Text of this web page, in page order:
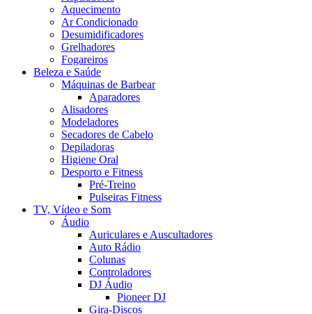
Aquecimento
Ar Condicionado
Desumidificadores
Grelhadores
Fogareiros
Beleza e Saúde
Máquinas de Barbear
Aparadores
Alisadores
Modeladores
Secadores de Cabelo
Depiladoras
Higiene Oral
Desporto e Fitness
Pré-Treino
Pulseiras Fitness
TV, Vídeo e Som
Áudio
Auriculares e Auscultadores
Auto Rádio
Colunas
Controladores
DJ Áudio
Pioneer DJ
Gira-Discos